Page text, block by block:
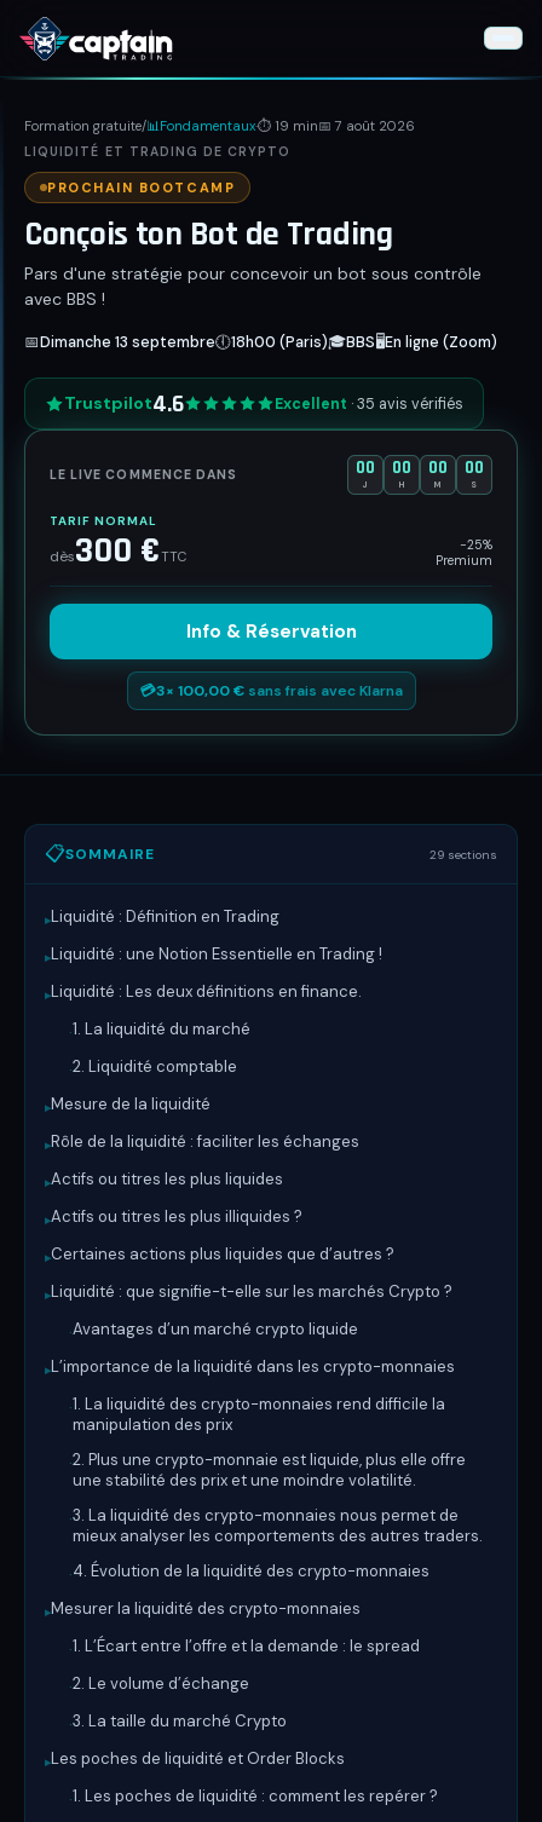
Formation Gratuite
📊Fondamentaux
Stratégies
📐Indicateurs Techniques
🛠Outils du Trader
IA VS Trading
Le Dico
Planning
⚔️La Team
La Boutique
Créer un compte
Formation gratuite/📊Fondamentaux·⏱ 19 min📅 7 août 2026
LIQUIDITÉ ET TRADING DE CRYPTO
PROCHAIN BOOTCAMP
Conçois ton Bot de Trading
Pars d'une stratégie pour concevoir un bot sous contrôle
avec BBS !
📅Dimanche 13 septembre🕕18h00 (Paris)🎓BBS🖥️En ligne (Zoom)
Trustpilot4.6 Excellent ·35 avis vérifiés
LE LIVE COMMENCE DANS 00
J
00
H
00
M
00
S
TARIF NORMAL
dès300 €TTC
−25%
Premium
Info & Réservation
💳3× 100,00€ sans frais avec Klarna
📋SOMMAIRE 29 sections
▸Liquidité : Définition en Trading
▸Liquidité : une Notion Essentielle en Trading !
▸Liquidité : Les deux définitions en finance.
·1. La liquidité du marché
·2. Liquidité comptable
▸Mesure de la liquidité
▸Rôle de la liquidité : faciliter les échanges
▸Actifs ou titres les plus liquides
▸Actifs ou titres les plus illiquides ?
▸Certaines actions plus liquides que d’autres ?
▸Liquidité : que signifie-t-elle sur les marchés Crypto ?
·Avantages d’un marché crypto liquide
▸L’importance de la liquidité dans les crypto-monnaies
·1. La liquidité des crypto-monnaies rend difficile la
manipulation des prix
·2. Plus une crypto-monnaie est liquide, plus elle offre
une stabilité des prix et une moindre volatilité.
·3. La liquidité des crypto-monnaies nous permet de
mieux analyser les comportements des autres traders.
·4. Évolution de la liquidité des crypto-monnaies
▸Mesurer la liquidité des crypto-monnaies
·1. L’Écart entre l’offre et la demande : le spread
·2. Le volume d’échange
·3. La taille du marché Crypto
▸Les poches de liquidité et Order Blocks
·1. Les poches de liquidité : comment les repérer ?